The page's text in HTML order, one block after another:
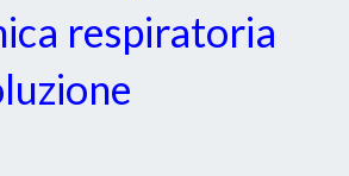
respiratoria